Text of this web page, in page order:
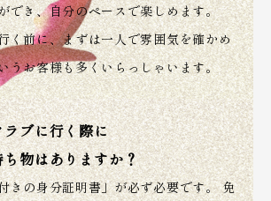
でき、自分のペースで楽しめます。
く前に、まずは一人で雰囲気を確かめ
うお客様も多くいらっしゃいます。
ブに行く際に
物はありますか？
きの身分証明書」が必ず必要です。 免